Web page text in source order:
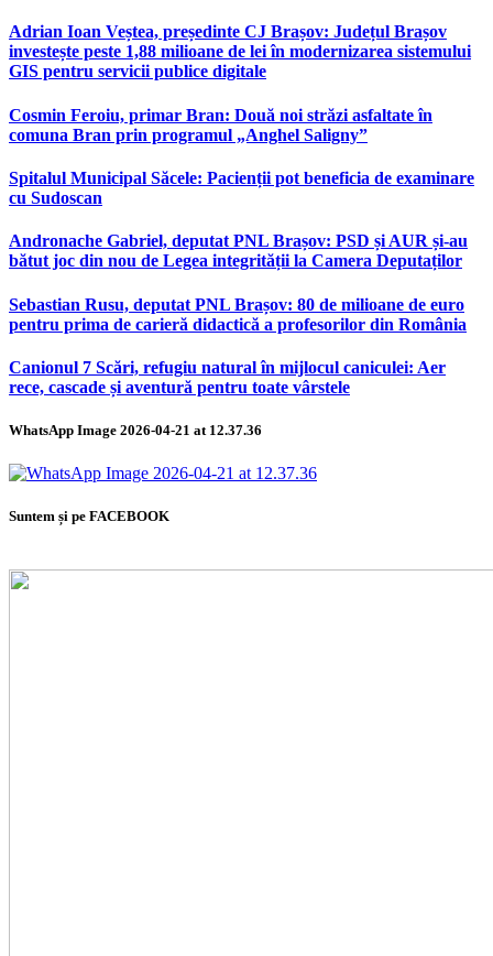
Adrian Ioan Veștea, președinte CJ Brașov: Județul Brașov
investește peste 1,88 milioane de lei în modernizarea sistemului
GIS pentru servicii publice digitale
Cosmin Feroiu, primar Bran: Două noi străzi asfaltate în
comuna Bran prin programul „Anghel Saligny”
Spitalul Municipal Săcele: Pacienții pot beneficia de examinare
cu Sudoscan
Andronache Gabriel, deputat PNL Brașov: PSD și AUR și-au
bătut joc din nou de Legea integrității la Camera Deputaților
Sebastian Rusu, deputat PNL Brașov: 80 de milioane de euro
pentru prima de carieră didactică a profesorilor din România
Canionul 7 Scări, refugiu natural în mijlocul caniculei: Aer
rece, cascade și aventură pentru toate vârstele
WhatsApp Image 2026-04-21 at 12.37.36
Suntem și pe FACEBOOK